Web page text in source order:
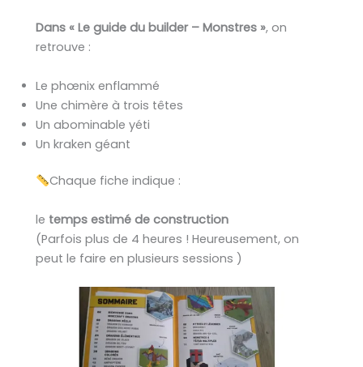
Dans « Le guide du builder – Monstres », on
retrouve :
Le phœnix enflammé
Une chimère à trois têtes
Un abominable yéti
Un kraken géant
Chaque fiche indique :
le temps estimé de construction
(Parfois plus de 4 heures ! Heureusement, on
peut le faire en plusieurs sessions )